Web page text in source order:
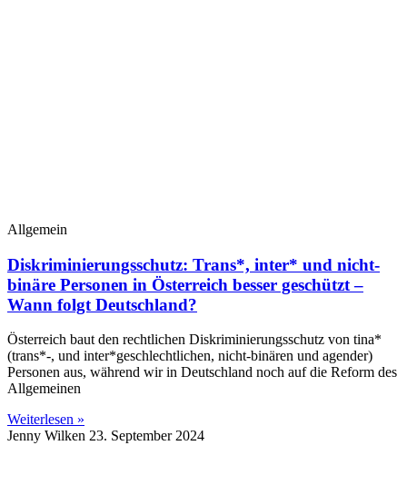
Allgemein
Diskriminierungsschutz: Trans*, inter* und nicht-
binäre Personen in Österreich besser geschützt –
Wann folgt Deutschland?
Österreich baut den rechtlichen Diskriminierungsschutz von tina*
(trans*-, und inter*geschlechtlichen, nicht-binären und agender)
Personen aus, während wir in Deutschland noch auf die Reform des
Allgemeinen
Weiterlesen »
Jenny Wilken 23. September 2024